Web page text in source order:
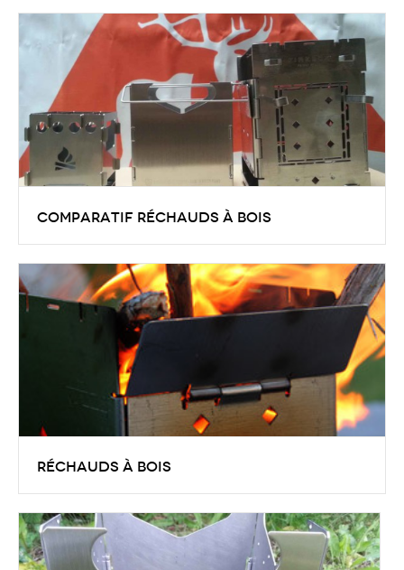
Je confirme que ce petit réchaud BUSH BOX LF est
tout simplement très opérationnel, nous l’avons
déjà utilisé en ballade campagnarde avec apéro grill
à l’appui.
Comparatif réchauds à bois
Voici un comparatif des réchauds à bois simple
paroi, pliable ou démontable. Comparaison de 3
modèles en acier inoxydable de conception assez
proche : Bushbox Outdoor Stove, Kuenzi MF NG+,
Folding Firebox Stove.
Réchauds à bois
Pour cuisiner en plein air, il est indispensable d’avoir
avec soi un réchaud permettant de bouillir de l’eau
et cuire des aliments… Il existe de nombreux types